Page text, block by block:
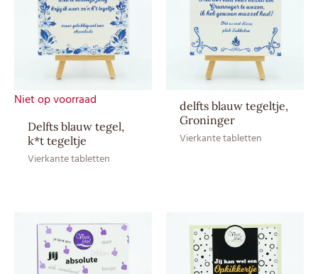
Allergenen
Sporen
Product kan sporen van noten
Soort
Bewaaradvies
Droog en bij
kamertemperatuur bewaren
Ingrediënten
Cacaomassa, Emulgator:
SOJAlecithine, Suiker, Volle
MELKpoeder
Niet op voorraad
Delfts blauw tegel,
k*t tegeltje
Vierkante tabletten
delfts blauw tegeltje,
Groninger
Vierkante tabletten